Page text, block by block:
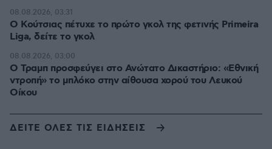
Ο Κούτσιας πέτυχε το πρώτο γκολ της φετινής Primeira
Liga, δείτε το γκολ
08.08.2026, 03:31
Ο Τραμπ προσφεύγει στο Ανώτατο Δικαστήριο: «Εθνική
ντροπή» το μπλόκο στην αίθουσα χορού του Λευκού
Οίκου
08.08.2026, 03:00
ΔΕΙΤΕ ΟΛΕΣ ΤΙΣ ΕΙΔΗΣΕΙΣ